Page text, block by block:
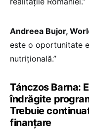
Andreea Bujor,
este o oportunitate
nutrițională.”
Tánczos Barna:
îndrăgite
Trebuie
finanțare